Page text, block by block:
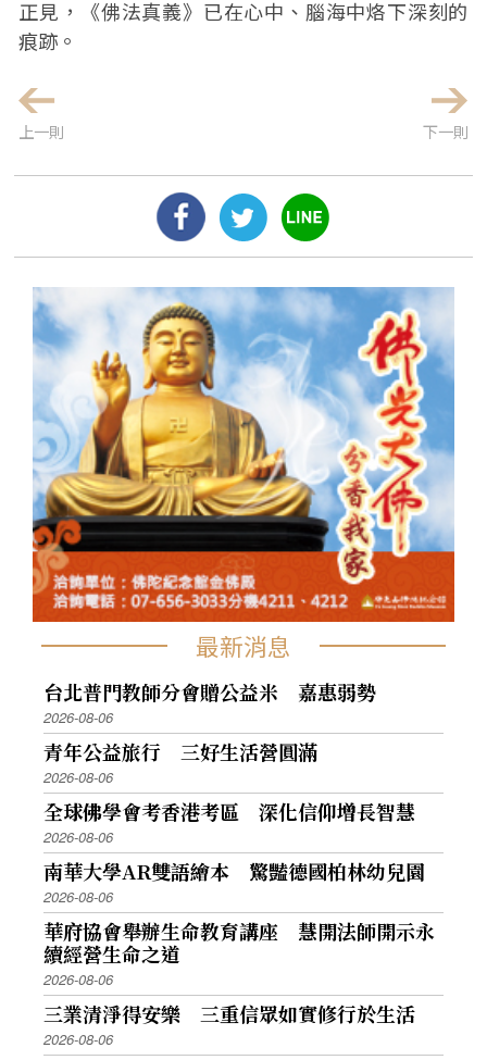
正見，《佛法真義》已在心中、腦海中烙下深刻的
痕跡。
上一則 下一則
最新消息
台北普門教師分會贈公益米 嘉惠弱勢
2026-08-06
青年公益旅行 三好生活營圓滿
2026-08-06
全球佛學會考香港考區 深化信仰增長智慧
2026-08-06
南華大學AR雙語繪本 驚豔德國柏林幼兒園
2026-08-06
華府協會舉辦生命教育講座 慧開法師開示永
續經營生命之道
2026-08-06
三業清淨得安樂 三重信眾如實修行於生活
2026-08-06